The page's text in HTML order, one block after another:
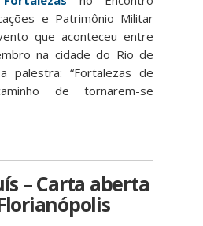
e Patrimônio Militar
que aconteceu entre
na cidade do Rio de
palestra: “Fortalezas de
de tornarem-se
– Carta aberta